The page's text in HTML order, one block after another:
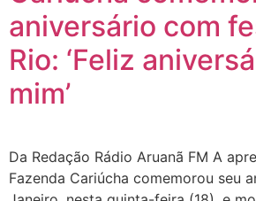
aniversário com
Rio: ‘Feliz
mim’
Da Redação Rádio Aruanã FM A
Fazenda Cariúcha comemorou seu